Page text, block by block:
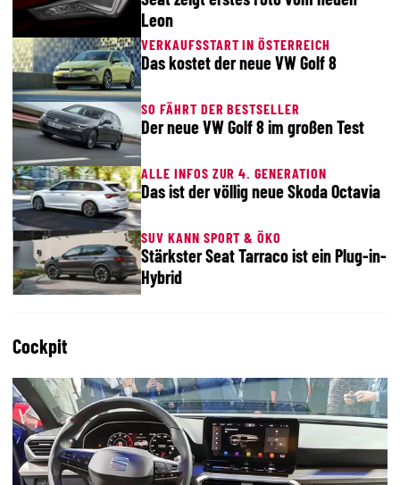
Leon
VERKAUFSSTART IN ÖSTERREICH
Das kostet der neue VW Golf 8
SO FÄHRT DER BESTSELLER
Der neue VW Golf 8 im großen Test
ALLE INFOS ZUR 4. GENERATION
Das ist der völlig neue Skoda Octavia
SUV KANN SPORT & ÖKO
Stärkster Seat Tarraco ist ein Plug-in-
Hybrid
Cockpit